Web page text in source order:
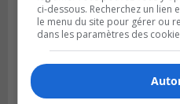
Longueuil injecte 1,5
deux stations de
ci-dessous. Recherchez un lien
le menu du site pour gérer ou
dans les paramètres des